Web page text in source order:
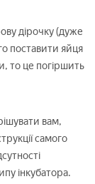
дірочку (дуже
поставити яйця
то це погіршить
вам,
самого
інкубатора.